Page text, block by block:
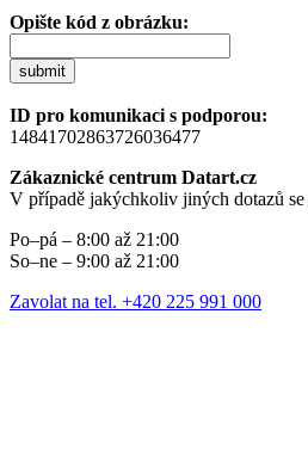
Opište kód z obrázku:
submit
ID pro komunikaci s podporou:
14841702863726036477
Zákaznické centrum Datart.cz
V případě jakýchkoliv jiných dotazů se
Po–pá – 8:00 až 21:00
So–ne – 9:00 až 21:00
Zavolat na tel. +420 225 991 000